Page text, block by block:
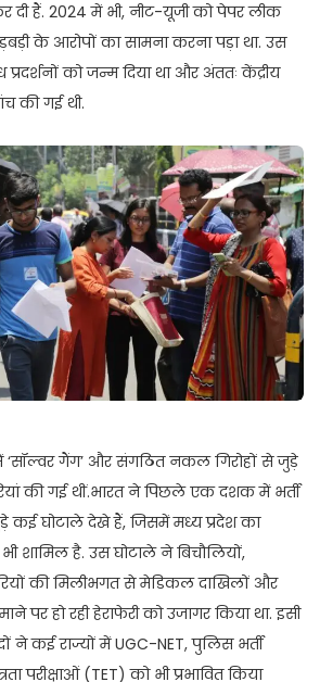
दी हैं. 2024 में भी, नीट-यूजी को पेपर लीक
के आरोपों का सामना करना पड़ा था. उस
प्रदर्शनों को जन्म दिया था और अंततः केंद्रीय
की गई थी.
‘सॉल्वर गैंग’ और संगठित नकल गिरोहों से जुड़े
की गई थीं.भारत ने पिछले एक दशक में भर्ती
कई घोटाले देखे हैं, जिसमें मध्य प्रदेश का
शामिल है. उस घोटाले ने बिचौलियों,
की मिलीभगत से मेडिकल दाखिलों और
पर हो रही हेराफेरी को उजागर किया था. इसी
ने कई राज्यों में UGC-NET, पुलिस भर्ती
परीक्षाओं (TET) को भी प्रभावित किया